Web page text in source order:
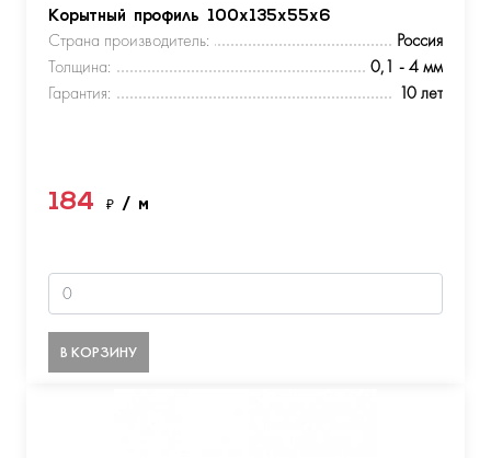
Корытный профиль 100х135х55х6
Страна производитель:
Россия
Толщина:
0,1 - 4 мм
Гарантия:
10 лет
184 ₽ / м
В КОРЗИНУ